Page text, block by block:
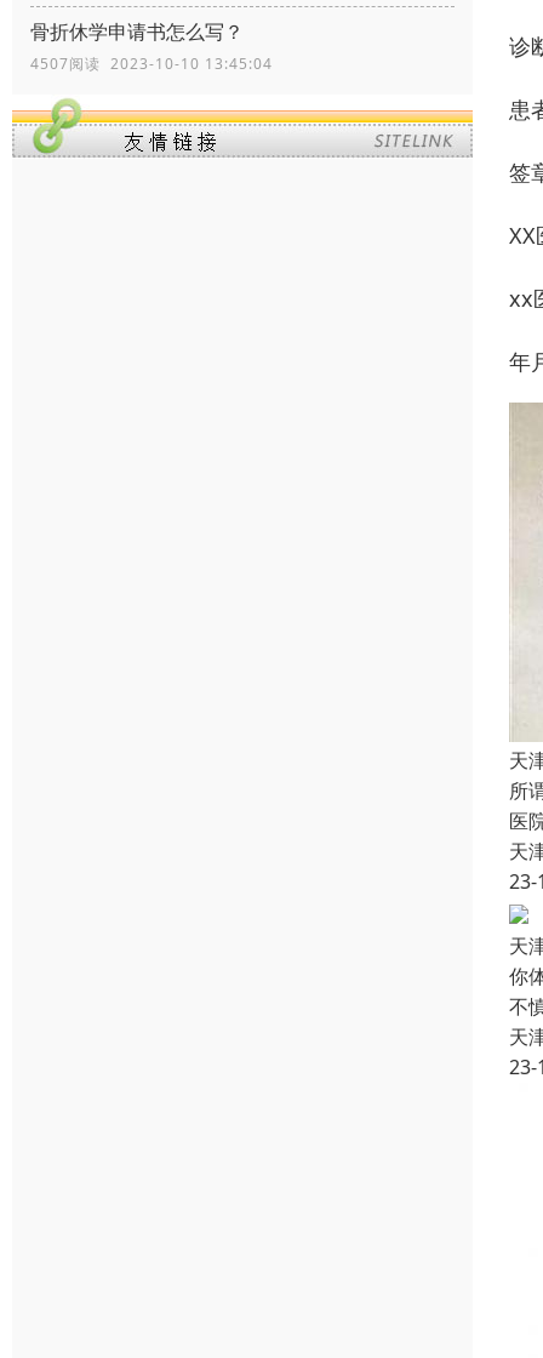
骨折休学申请书怎么写？
4507阅读 2023-10-10 13:45:04
诊
患
签
XX
xx
年
天
所
医
天
23-
天
你
不
天
23-